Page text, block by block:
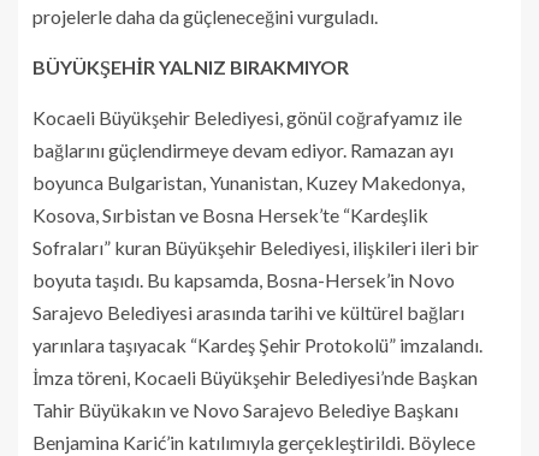
projelerle daha da güçleneceğini vurguladı.
BÜYÜKŞEHİR YALNIZ BIRAKMIYOR
Kocaeli Büyükşehir Belediyesi, gönül coğrafyamız ile
bağlarını güçlendirmeye devam ediyor. Ramazan ayı
boyunca Bulgaristan, Yunanistan, Kuzey Makedonya,
Kosova, Sırbistan ve Bosna Hersek’te “Kardeşlik
Sofraları” kuran Büyükşehir Belediyesi, ilişkileri ileri bir
boyuta taşıdı. Bu kapsamda, Bosna-Hersek’in Novo
Sarajevo Belediyesi arasında tarihi ve kültürel bağları
yarınlara taşıyacak “Kardeş Şehir Protokolü” imzalandı.
İmza töreni, Kocaeli Büyükşehir Belediyesi’nde Başkan
Tahir Büyükakın ve Novo Sarajevo Belediye Başkanı
Benjamina Karić’in katılımıyla gerçekleştirildi. Böylece